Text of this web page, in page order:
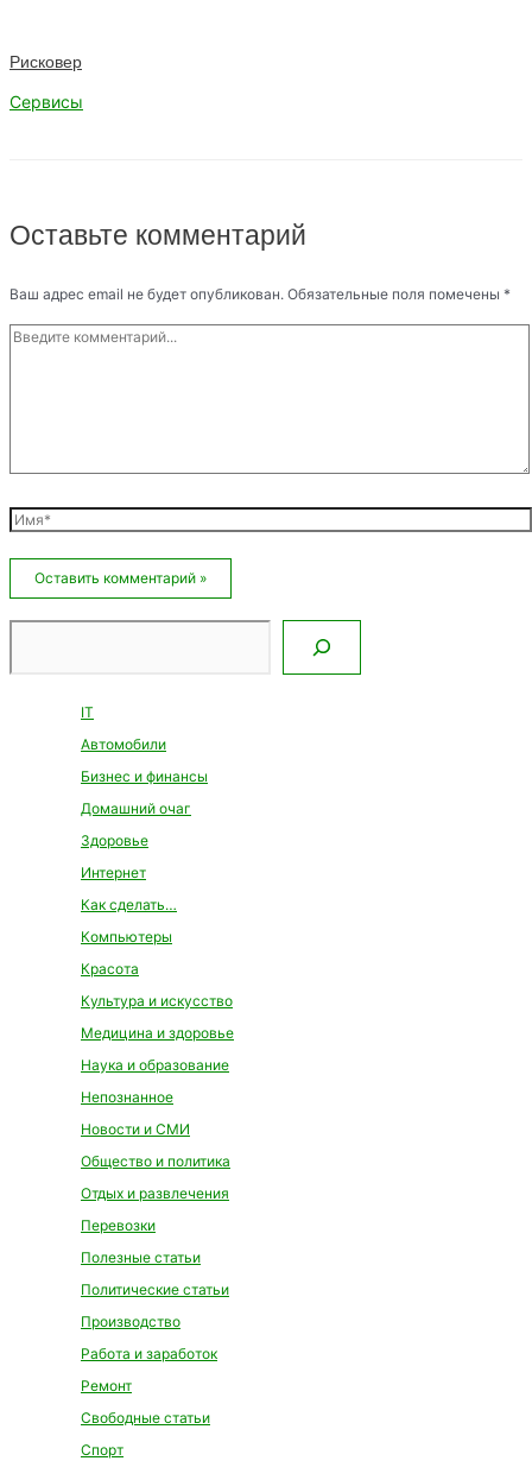
Рисковер
Сервисы
Оставьте комментарий
Ваш адрес email не будет опубликован. Обязательные поля помечены *
Введите
комментарий...
Имя*
IT
Автомобили
Бизнес и финансы
Домашний очаг
Здоровье
Интернет
Как сделать…
Компьютеры
Красота
Культура и искусство
Медицина и здоровье
Наука и образование
Непознанное
Новости и СМИ
Общество и политика
Отдых и развлечения
Перевозки
Полезные статьи
Политические статьи
Производство
Работа и заработок
Ремонт
Свободные статьи
Спорт